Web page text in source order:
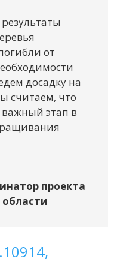
от
досадку на
считаем, что
важный этап в
проекта